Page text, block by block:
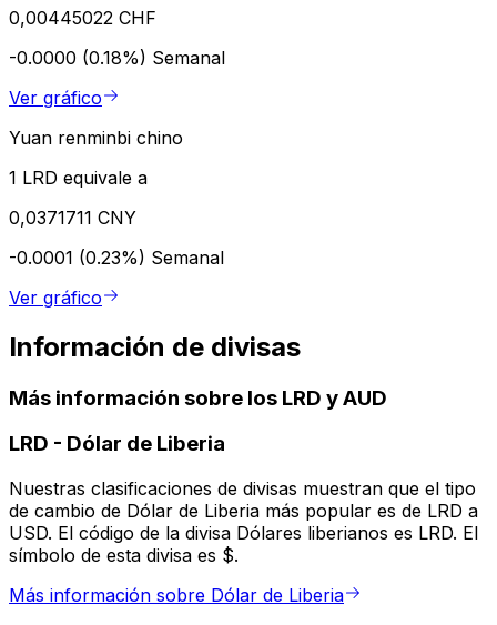
0,00445022 CHF
-0.0000 (0.18%) Semanal
Ver gráfico
Yuan renminbi chino
1 LRD equivale a
0,0371711 CNY
-0.0001 (0.23%) Semanal
Ver gráfico
Información de divisas
Más información sobre los LRD y AUD
LRD - Dólar de Liberia
Nuestras clasificaciones de divisas muestran que el tipo
de cambio de Dólar de Liberia más popular es de LRD a
USD. El código de la divisa Dólares liberianos es LRD. El
símbolo de esta divisa es $.
Más información sobre Dólar de Liberia